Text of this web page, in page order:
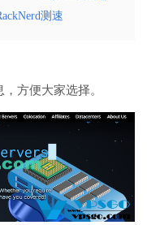
测速
方便大家选择。